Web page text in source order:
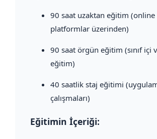
90 saat uzaktan eğitim (online
platformlar üzerinden)
90 saat örgün eğitim (sınıf içi
eğitim)
40 saatlik staj eğitimi
çalışmaları)
Eğitimin İçeriği: